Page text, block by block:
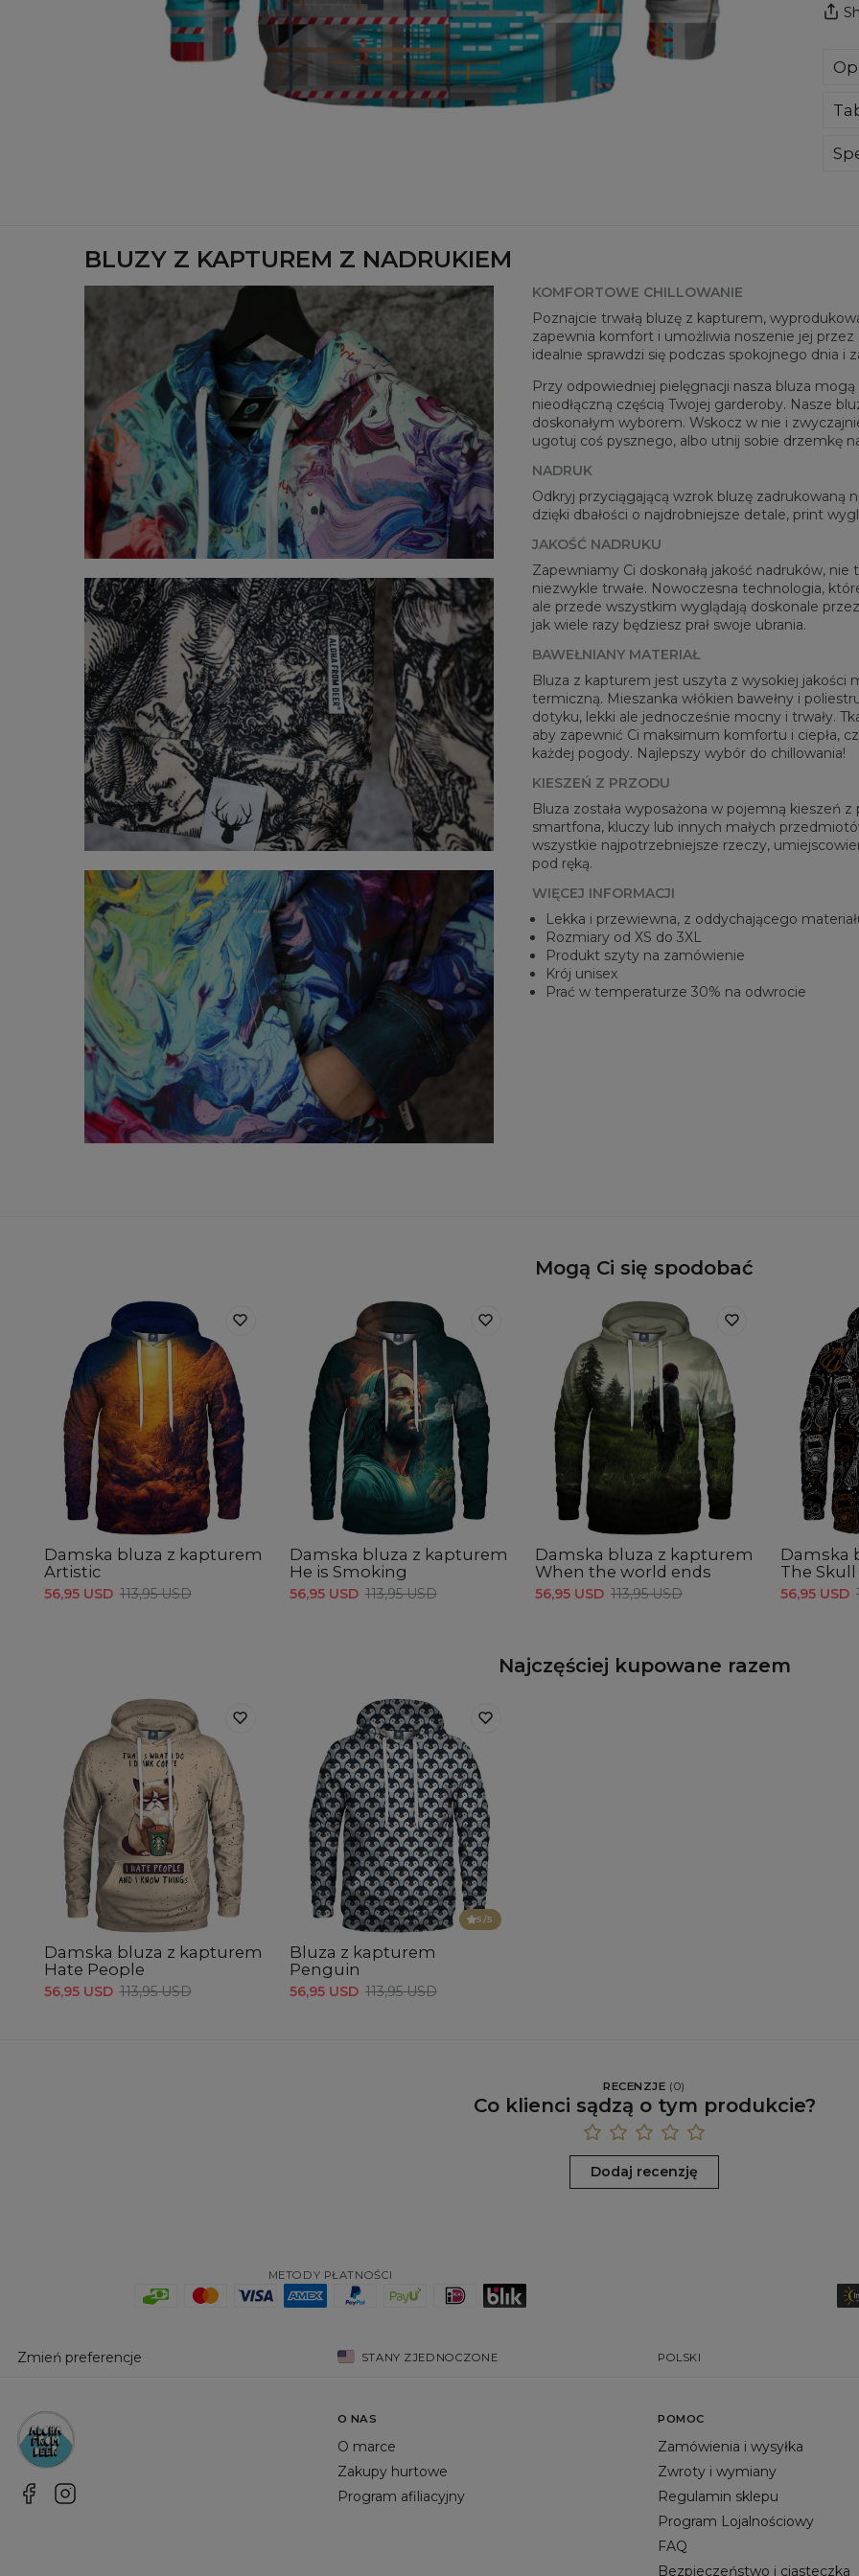
CM
A -
BLUZY Z KAPTUREM Z NADRUKIEM
KOMFORTOWE CHILLOWANIE
Poznajcie trwałą bluzę z kapturem,
zapewnia komfort i umożliwia noszenie jej przez
idealnie sprawdzi się podczas spokojnego dnia
Przy odpowiedniej pielęgnacji nasza bluza
nieodłączną częścią Twojej garderoby. Nasze
doskonałym wyborem. Wskocz w nie i
ugotuj coś pysznego, albo utnij sobie drzemkę
NADRUK
Odkryj przyciągającą wzrok bluzę
dzięki dbałości o najdrobniejsze detale, print
JAKOŚĆ NADRUKU
Zapewniamy Ci doskonałą jakość nadruków,
niezwykle trwałe. Nowoczesna technologia,
ale przede wszystkim wyglądają doskonale
jak wiele razy będziesz prał swoje ubrania.
BAWEŁNIANY MATERIAŁ
Bluza z kapturem jest uszyta z wysokiej jakości
termiczną. Mieszanka włókien bawełny i
dotyku, lekki ale jednocześnie mocny i trwały.
aby zapewnić Ci maksimum komfortu i ciepła,
każdej pogody. Najlepszy wybór do chillowania!
KIESZEŃ Z PRZODU
Bluza została wyposażona w pojemną kieszeń
smartfona, kluczy lub innych małych
wszystkie najpotrzebniejsze rzeczy,
pod ręką.
WIĘCEJ INFORMACJI
Lekka i przewiewna, z oddychającego
Rozmiary od XS do 3XL
Produkt szyty na zamówienie
Krój unisex
Prać w temperaturze 30% na odwrocie
Mogą Ci się spodobać
Damska bluza z kapturem
Artistic
56,95 USD 113,95 USD
Damska bluza z kapturem
He is Smoking
56,95 USD 113,95 USD
Damska bluza z kapturem
When the world ends
56,95 USD 113,95 USD
Damska
The Skull
56,95 USD
Najczęściej kupowane razem
Damska bluza z kapturem
Hate People
56,95 USD 113,95 USD
5/5
Bluza z kapturem
Penguin
56,95 USD 113,95 USD
RECENZJE (0)
Co klienci sądzą o tym produkcie?
Dodaj recenzję
METODY PŁATNOŚCI
Zmień preferencje STANY ZJEDNOCZONE POLSKI
O NAS
O marce
Zakupy hurtowe
Program afiliacyjny
POMOC
Zamówienia i wysyłka
Zwroty i wymiany
Regulamin sklepu
Program Lojalnościowy
FAQ
Bezpieczeństwo i ciasteczka